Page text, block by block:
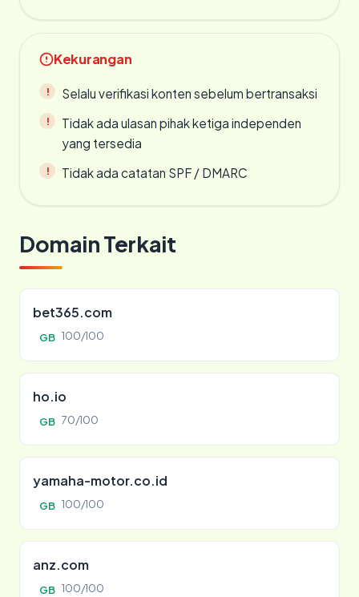
Kekurangan
Selalu verifikasi konten sebelum bertransaksi
Tidak ada ulasan pihak ketiga independen
yang tersedia
Tidak ada catatan SPF / DMARC
Domain Terkait
bet365.com
GB 100/100
ho.io
GB 70/100
yamaha-motor.co.id
GB 100/100
anz.com
GB 100/100